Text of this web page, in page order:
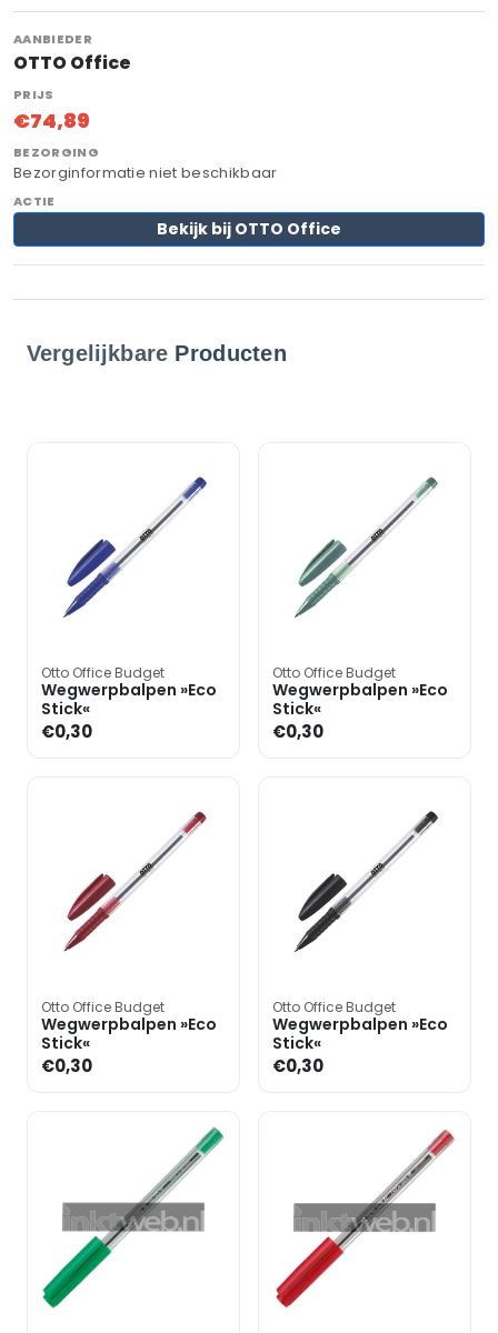
OTTO Office
€74,89
Bezorginformatie niet beschikbaar
Bekijk bij OTTO Office
Vergelijkbare Producten
Otto Office Budget
Wegwerpbalpen »Eco
Stick«
€0,30
Otto Office Budget
Wegwerpbalpen »Eco
Stick«
€0,30
Otto Office Budget
Wegwerpbalpen »Eco
Stick«
€0,30
Otto Office Budget
Wegwerpbalpen »Eco
Stick«
€0,30